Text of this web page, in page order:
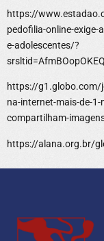
https://
pedofilia-online-exige-
e-adolescentes/?
https://
na-internet-mais-de-
compartilham-
https://alana.org.br/